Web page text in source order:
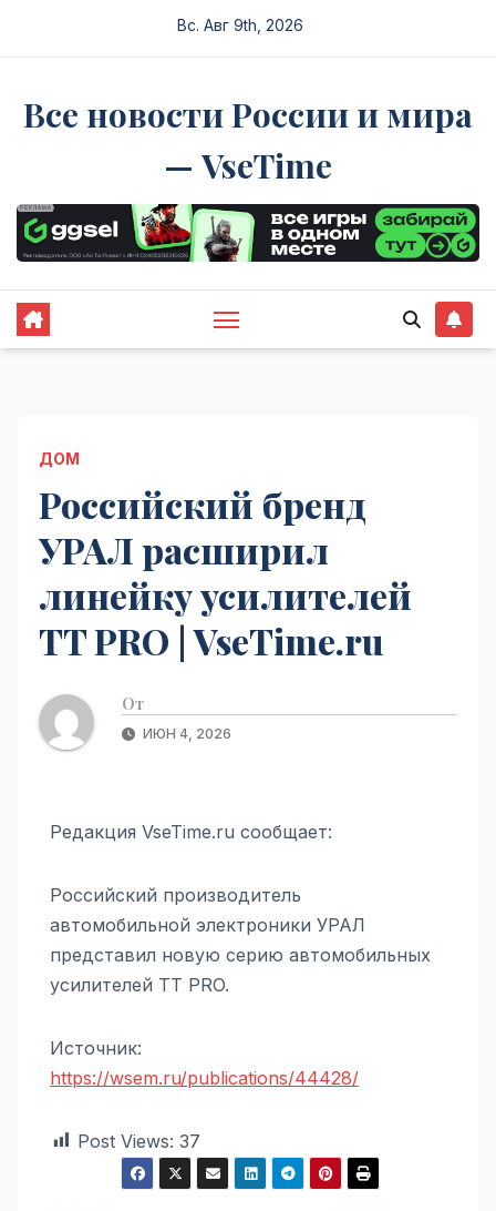
Вс. Авг 9th, 2026
Все новости России и мира
— VseTime
ДОМ
Российский бренд
УРАЛ расширил
линейку усилителей
TT PRO | VseTime.ru
От
ИЮН 4, 2026
Редакция VseTime.ru сообщает:
Российский производитель
автомобильной электроники УРАЛ
представил новую серию автомобильных
усилителей TT PRO.
Источник:
https://wsem.ru/publications/44428/
Post Views: 37